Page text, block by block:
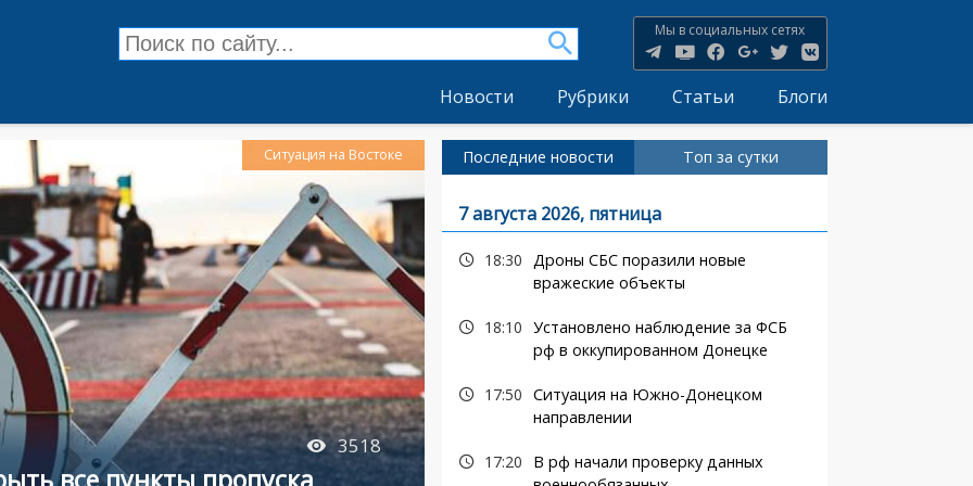
Мы в социальных сетях
Новости Рубрики Статьи Блоги
3518
Ситуация на Востоке Последние новости Топ за сутки
7 августа 2026, пятница
18:30 Дроны СБС поразили новые
вражеские объекты
18:10 Установлено наблюдение за ФСБ
рф в оккупированном Донецке
17:50 Ситуация на Южно-Донецком
направлении
17:20
В рф начали проверку данных